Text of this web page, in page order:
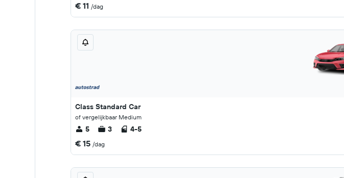
€ 11 /dag
Class Standard Car
of vergelijkbaar Medium
5 3 4-5
€ 15 /dag